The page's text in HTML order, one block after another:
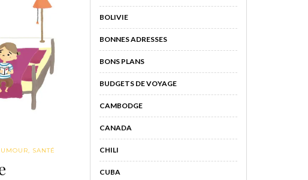
, SANTÉ
BOLIVIE
BONNES ADRESSES
BONS PLANS
BUDGETS DE VOYAGE
CAMBODGE
CANADA
CHILI
CUBA